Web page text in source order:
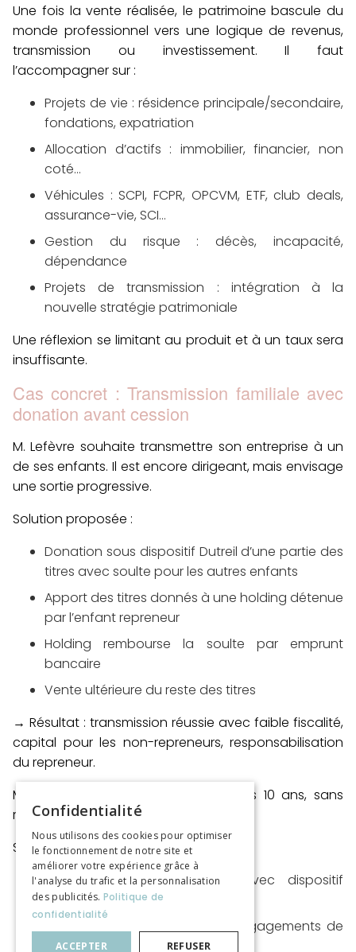
Une fois la vente réalisée, le patrimoine bascule du
monde professionnel vers une logique de revenus,
transmission ou investissement. Il faut
l’accompagner sur :
Projets de vie : résidence principale/secondaire,
fondations, expatriation
Allocation d’actifs : immobilier, financier, non
coté…
Véhicules : SCPI, FCPR, OPCVM, ETF, club deals,
assurance-vie, SCI…
Gestion du risque : décès, incapacité,
dépendance
Projets de transmission : intégration à la
nouvelle stratégie patrimoniale
Uneréflexion se limitant au produit et à un taux sera
insuffisante.
Cas concret : Transmission familiale avec
donation avant cession
M. Lefèvre souhaite transmettre son entreprise à un
de ses enfants. Il est encore dirigeant, mais envisage
une sortie progressive.
Solution proposée :
Donation sous dispositif Dutreil d’une partie des
titres avec soulte pour les autres enfants
Apport des titres donnés à une holding détenue
par l’enfant repreneur
Holding rembourse la soulte par emprunt
bancaire
Vente ultérieure du reste des titres
→ Résultat : transmission réussie avec faible fiscalité,
capital pour les non-repreneurs, responsabilisation
du repreneur.
M. Lefèvre
souhaite transmettre dans 10 ans, sans
repreneur familial.
Solution proposée :
Donation en nue-propriété avec dispositif
Dutreil
Vente des titres une fois les engagements de
conservation terminés
Confidentialité
Nous utilisons des cookies pour optimiser
le fonctionnement de notre site et
améliorer votre expérience grâce à
l'analyse du trafic et la personnalisation
des publicités. Politique de
confidentialité
ACCEPTER REFUSER